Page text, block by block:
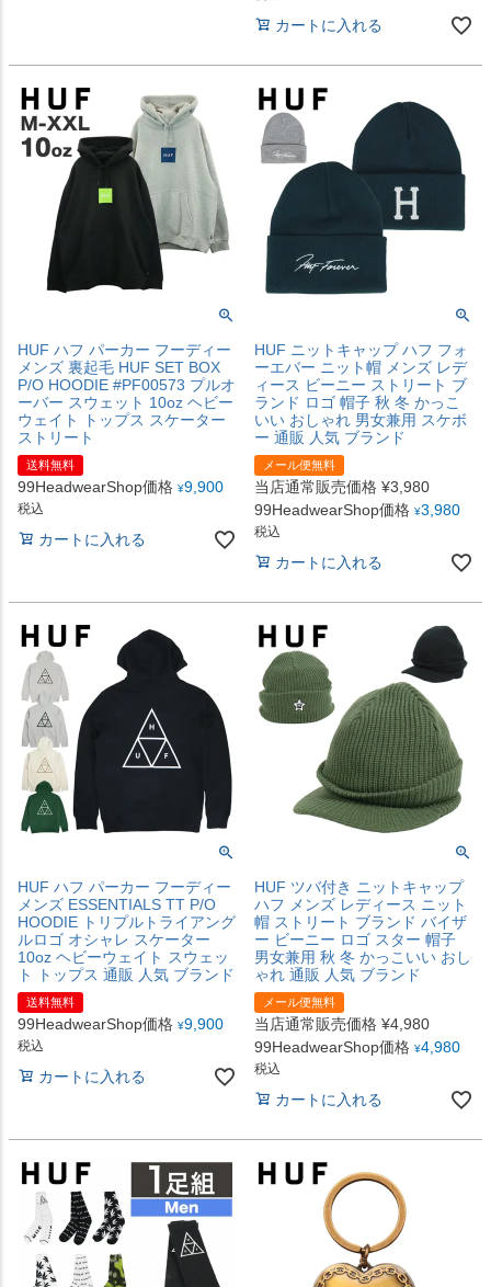
カートに入れる
HUF ハフ パーカー フーディー
メンズ 裏起毛 HUF SET BOX
P/O HOODIE #PF00573 プルオ
ーバー スウェット 10oz ヘビー
ウェイト トップス スケーター
ストリート
送料無料
99HeadwearShop価格 ¥9,900
税込
カートに入れる
HUF ニットキャップ ハフ フォ
ーエバー ニット帽 メンズ レデ
ィース ビーニー ストリート ブ
ランド ロゴ 帽子 秋 冬 かっこ
いい おしゃれ 男女兼用 スケボ
ー 通販 人気 ブランド
メール便無料
当店通常販売価格 ¥3,980
99HeadwearShop価格 ¥3,980
税込
カートに入れる
HUF ハフ パーカー フーディー
メンズ ESSENTIALS TT P/O
HOODIE トリプルトライアング
ルロゴ オシャレ スケーター
10oz ヘビーウェイト スウェッ
ト トップス 通販 人気 ブランド
送料無料
99HeadwearShop価格 ¥9,900
税込
カートに入れる
HUF ツバ付き ニットキャップ
ハフ メンズ レディース ニット
帽 ストリート ブランド バイザ
ー ビーニー ロゴ スター 帽子
男女兼用 秋 冬 かっこいい おし
ゃれ 通販 人気 ブランド
メール便無料
当店通常販売価格 ¥4,980
99HeadwearShop価格 ¥4,980
税込
カートに入れる